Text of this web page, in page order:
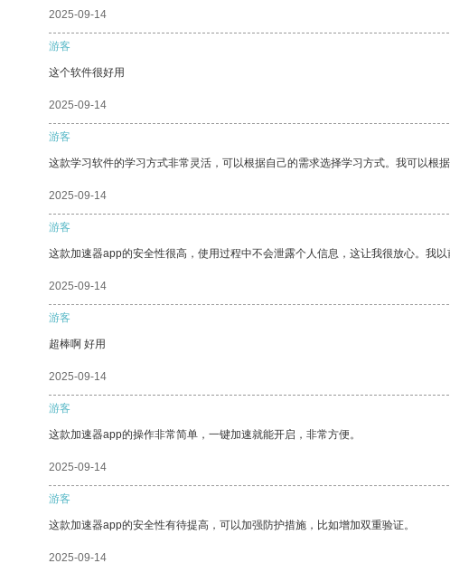
2025-09-14
游客
这个软件很好用
2025-09-14
游客
这款学习软件的学习方式非常灵活，可以根据自己的需求选择学习方式。我可以根
2025-09-14
游客
这款加速器app的安全性很高，使用过程中不会泄露个人信息，这让我很放心。我
2025-09-14
游客
超棒啊 好用
2025-09-14
游客
这款加速器app的操作非常简单，一键加速就能开启，非常方便。
2025-09-14
游客
这款加速器app的安全性有待提高，可以加强防护措施，比如增加双重验证。
2025-09-14